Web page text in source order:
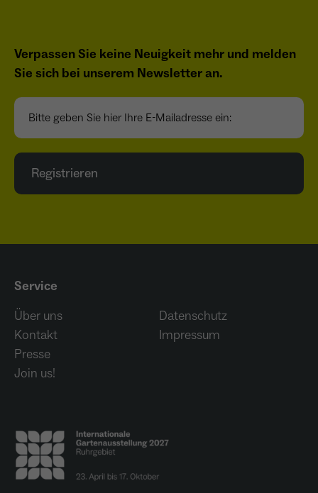
Zweck
und Werbewirksamkeitsmessung - Hilft zu
verstehen, wie Nutzer mit Anzeigen
Name _fbp
Anbieter
- Wiedererkennung von Nutzern zwischen
Verpassen Sie keine Neuigkeit mehr und melden
Sie sich bei unserem Newsletter an.
Bitte geben Sie hier Ihre E-Mailadresse ein:
Registrieren
Service
Über uns
Kontakt
Presse
Join us!
Datenschutz
Impressum